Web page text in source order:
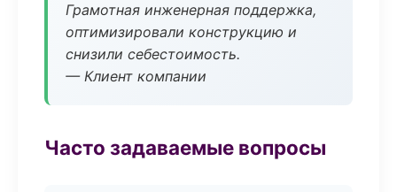
Грамотная инженерная поддержка,
оптимизировали конструкцию и
снизили себестоимость.
— Клиент компании
Часто задаваемые вопросы